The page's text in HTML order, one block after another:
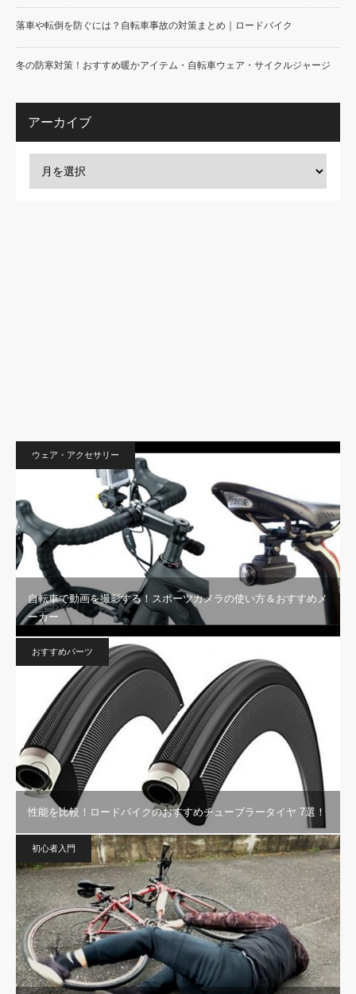
落車や転倒を防ぐには？自転車事故の対策まとめ｜ロードバイク
冬の防寒対策！おすすめ暖かアイテム・自転車ウェア・サイクルジャージ
アーカイブ
ウェア・アクセサリー
自転車で動画を撮影する！スポーツカメラの使い方＆おすすめメ
ーカー
おすすめパーツ
性能を比較！ロードバイクのおすすめチューブラータイヤ 7選！
初心者入門